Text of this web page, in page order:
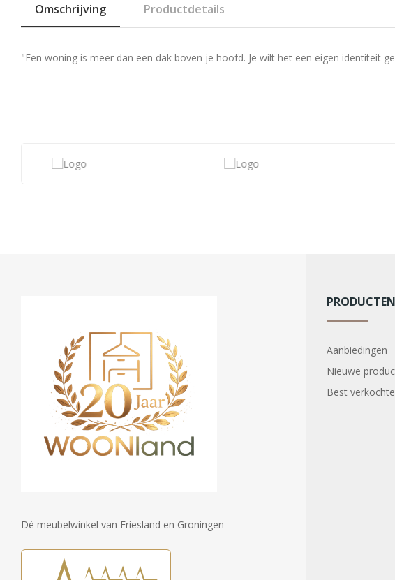
Omschrijving Productdetails
"Een woning is meer dan een dak boven je hoofd. Je wilt het een eigen identiteit
Dé meubelwinkel van Friesland en Groningen
PRODUCTEN
Aanbiedingen
Nieuwe
Best